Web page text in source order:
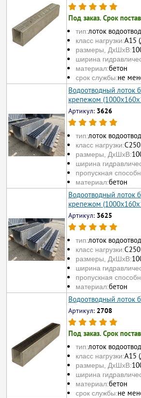
Под заказ. Срок
тип:лоток
класс нагрузки:А15
размеры, ДхШхВ:
ширина
материал:бетон
срок службы:не
Водоотводный лоток
крепежом
Артикул: 3626
тип:лоток
класс нагрузки:
размеры, ДхШхВ:
ширина
пропускная
материал:бетон
Водоотводный лоток
крепежом
Артикул: 3625
тип:лоток
класс нагрузки:
размеры, ДхШхВ:
ширина
пропускная
материал:бетон
Водоотводный лоток
Артикул: 2708
Под заказ. Срок
тип:лоток
класс нагрузки:А15
размеры, ДхШхВ:
ширина
материал:бетон
срок службы:не